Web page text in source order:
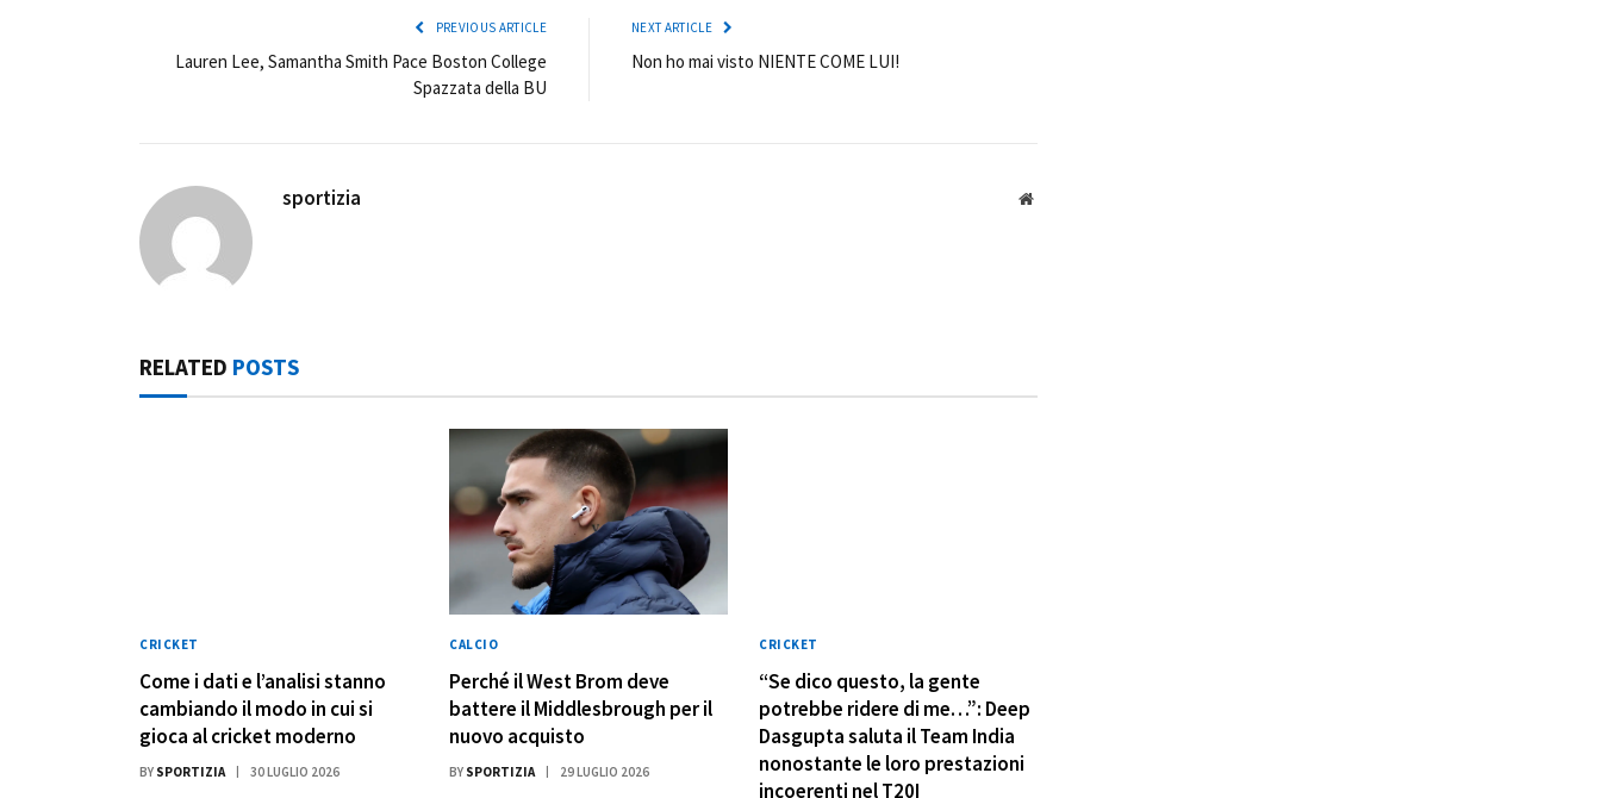
PREVIOUS ARTICLE
Lauren Lee, Samantha Smith Pace Boston College
Spazzata della BU
NEXT ARTICLE
Non ho mai visto NIENTE COME LUI!
sportizia Website
RELATED POSTS
CRICKET
Come i dati e l’analisi stanno
cambiando il modo in cui si
gioca al cricket moderno
BY SPORTIZIA 30 LUGLIO 2026
CALCIO
Perché il West Brom deve
battere il Middlesbrough per il
nuovo acquisto
BY SPORTIZIA 29 LUGLIO 2026
CRICKET
“Se dico questo, la gente
potrebbe ridere di me…”: Deep
Dasgupta saluta il Team India
nonostante le loro prestazioni
incoerenti nel T20I